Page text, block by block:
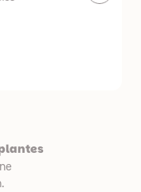
livraison